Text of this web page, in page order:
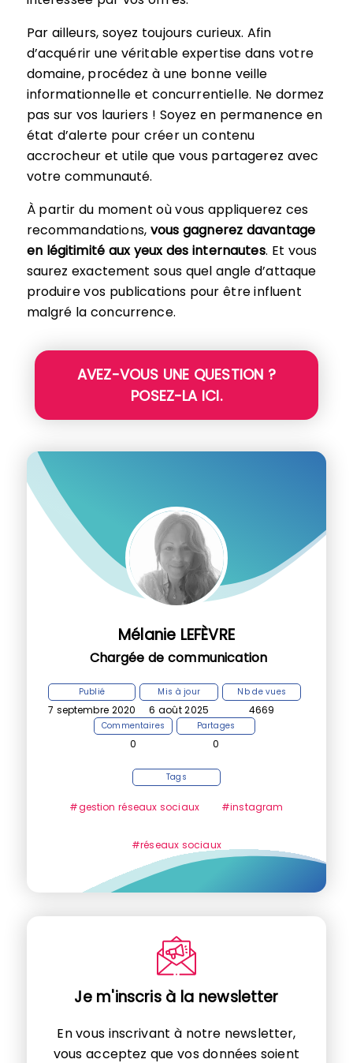
Par ailleurs, soyez toujours curieux. Afin
d’acquérir une véritable expertise dans votre
domaine, procédez à une bonne veille
informationnelle et concurrentielle. Ne dormez
pas sur vos lauriers ! Soyez en permanence en
état d’alerte pour créer un contenu
accrocheur et utile que vous partagerez avec
votre communauté.
À partir du moment où vous appliquerez ces
recommandations, vous gagnerez davantage
en légitimité aux yeux des internautes. Et vous
saurez exactement sous quel angle d’attaque
produire vos publications pour être influent
malgré la concurrence.
AVEZ-VOUS UNE QUESTION ?
POSEZ-LA ICI.
Mélanie LEFÈVRE
Chargée de communication
Publié
7 septembre 2020
Mis à jour
6 août 2025
Nb de vues
4669
Commentaires
0
Partages
0
Tags
#gestion réseaux sociaux #instagram
#réseaux sociaux
Je m'inscris à la newsletter
En vous inscrivant à notre newsletter,
vous acceptez que vos données soient